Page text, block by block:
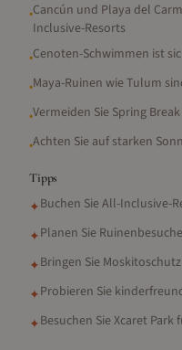
•Cancún und Playa del
Inclusive-Resorts
•Cenoten-Schwimmen ist
•Maya-Ruinen wie Tulum
•Vermeiden Sie Spring
•Achten Sie auf starken
Tipps
✦Buchen Sie All-Inclusive-
✦Planen Sie
✦Bringen Sie
✦Probieren Sie
✦Besuchen Sie Xcaret